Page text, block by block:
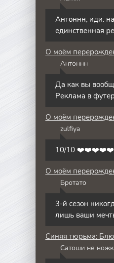
Антоннн, иди.
единственная
О моём
Антоннн
Да как вы
Реклама в
О моём
zulfiya
10/10
О моём
Бротато
3-й сезон
лишь ваши
Сатоши не